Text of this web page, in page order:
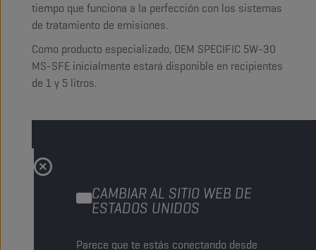
CAMBIAR AL SITIO WEB DE
ESTADOS UNIDOS
Parece que te estás conectando desde
tiempo que funciona a la perfección con los sistemas
de tratamiento de emisiones.
Como producto especializado, OEM SPECIFIC 5W-30
MS-SFE inicialmente estará disponible en recipientes
de 1 y 5 litros.
Nuestra pasión e ímpetu por